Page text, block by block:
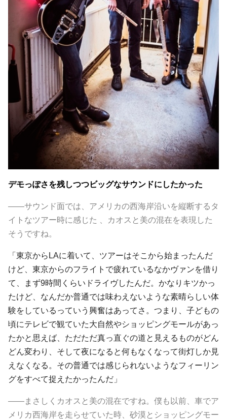
デモっぽさを残しつつビッグなサウンドにしたかった
――サウンド面では、アメリカの西海岸沿いを縦断するタ
イトなツアー時に感じた 、カオスと美の混在を表現した
そうですね。
「東京からLAに着いて、ツアーはそこから始まったんだ
けど、東京からのフライトで疲れているなかヴァンを借り
て、まず9時間くらいドライヴしたんだ。かなりキツかっ
たけど、なんだか普通では味わえないような素晴らしい体
験をしているっていう興奮はあってさ。つまり、子どもの
頃にテレビで観ていた大自然やショッピングモールがあっ
たかと思えば、ただただ真っ直ぐの道と見えるものがどん
どん変わり、そして夜になると何もなくなって街灯しか見
えなくなる。その普通では感じられないようなフィーリン
グをすべて捉えたかったんだ」
――まさしくカオスと美の混在ですね。僕も以前、車でア
メリカ西海岸を走らせていた時、砂漠とショッピングモー